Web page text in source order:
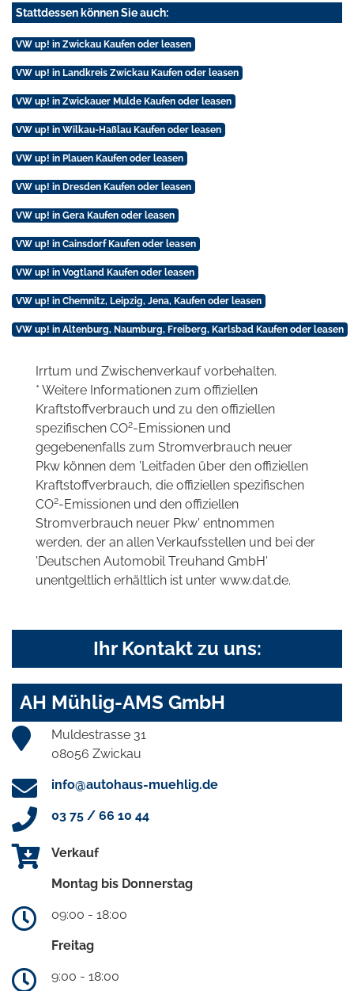
Stattdessen können Sie auch:
VW up! in Zwickau Kaufen oder leasen
VW up! in Landkreis Zwickau Kaufen oder leasen
VW up! in Zwickauer Mulde Kaufen oder leasen
VW up! in Wilkau-Haßlau Kaufen oder leasen
VW up! in Plauen Kaufen oder leasen
VW up! in Dresden Kaufen oder leasen
VW up! in Gera Kaufen oder leasen
VW up! in Cainsdorf Kaufen oder leasen
VW up! in Vogtland Kaufen oder leasen
VW up! in Chemnitz, Leipzig, Jena, Kaufen oder leasen
VW up! in Altenburg, Naumburg, Freiberg, Karlsbad Kaufen oder leasen
Irrtum und Zwischenverkauf vorbehalten.
* Weitere Informationen zum offiziellen
Kraftstoffverbrauch und zu den offiziellen
spezifischen CO2-Emissionen und
gegebenenfalls zum Stromverbrauch neuer
Pkw können dem 'Leitfaden über den offiziellen
Kraftstoffverbrauch, die offiziellen spezifischen
CO2-Emissionen und den offiziellen
Stromverbrauch neuer Pkw' entnommen
werden, der an allen Verkaufsstellen und bei der
'Deutschen Automobil Treuhand GmbH'
unentgeltlich erhältlich ist unter www.dat.de.
Ihr Kontakt zu uns:
AH Mühlig-AMS GmbH
Muldestrasse 31
08056 Zwickau
info@autohaus-muehlig.de
03 75 / 66 10 44
Verkauf
Montag bis Donnerstag
09:00 - 18:00
Freitag
9:00 - 18:00